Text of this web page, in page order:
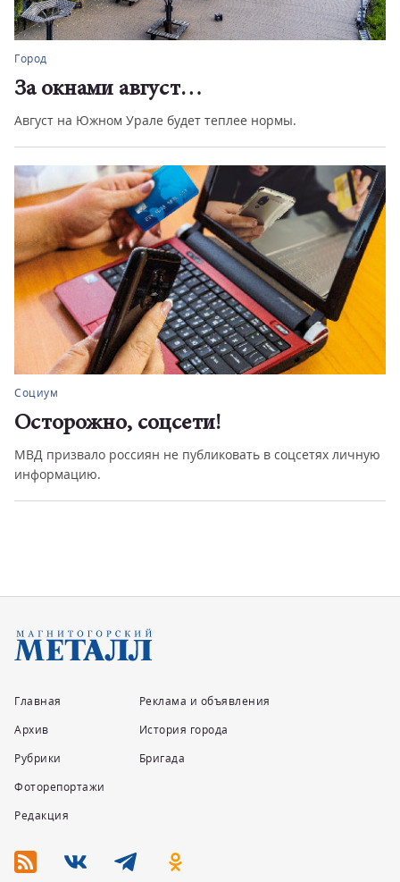
Город
За окнами август…
Август на Южном Урале будет теплее нормы.
Социум
Осторожно, соцсети!
МВД призвало россиян не публиковать в соцсетях личную
информацию.
Главная
Архив
Рубрики
Фоторепортажи
Редакция
Реклама и объявления
История города
Бригада